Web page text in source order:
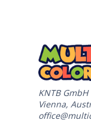
KNTB GmbH
Vienna,